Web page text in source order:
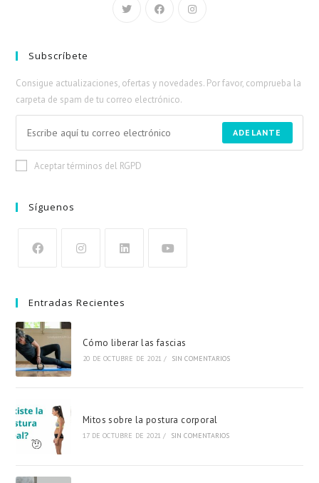
Subscríbete
Consigue actualizaciones, ofertas y novedades. Por favor, comprueba la
carpeta de spam de tu correo electrónico.
ADELANTE
Aceptar términos del RGPD
Síguenos
Entradas Recientes
Cómo liberar las fascias
20 DE OCTUBRE DE 2021 / SIN COMENTARIOS
Mitos sobre la postura corporal
17 DE OCTUBRE DE 2021 / SIN COMENTARIOS